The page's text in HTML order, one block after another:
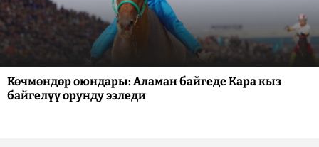
Көчмөндөр оюндары: Аламан байгеде Кара кыз
байгелүү орунду ээледи